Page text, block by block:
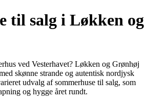
til salg i Løkken og
ved Vesterhavet? Løkken og Grønhøj
skønne strande og autentisk nordjysk
udvalg af sommerhuse til salg, som
og hygge året rundt.